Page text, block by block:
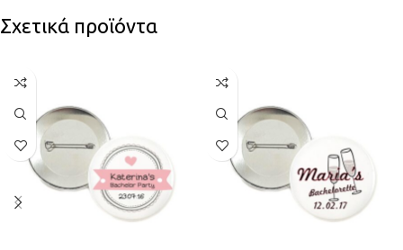
Σχετικά προϊόντα